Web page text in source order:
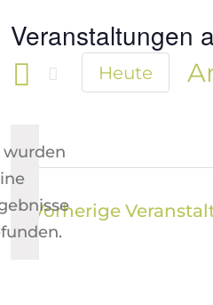
Veranstaltungen
Hinweis
wurden
Heute
Vorherige